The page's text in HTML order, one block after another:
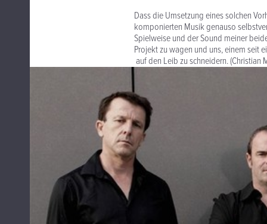
Dass die Umsetzung eines solchen
komponierten Musik genauso
Spielweise und der Sound meiner
Projekt zu wagen und uns, einem seit
auf den Leib zu schneidern. (Christian